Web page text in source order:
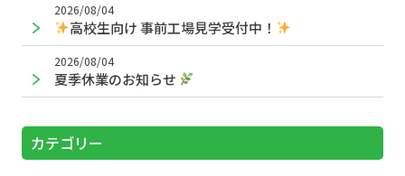
高校生向け 事前工場見学受付中！
2026/08/04
夏季休業のお知らせ
2026/08/04
カテゴリー